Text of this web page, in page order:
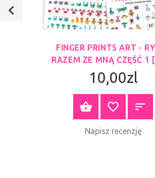
FINGER PRINTS ART -
RAZEM ZE MNĄ CZĘŚĆ 1
10,00zl
ZOBACZ
Napisz recenzję